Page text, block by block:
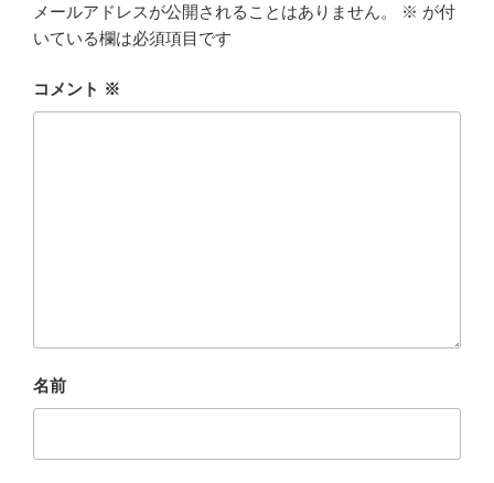
メールアドレスが公開されることはありません。 ※ が付
いている欄は必須項目です
コメント ※
名前